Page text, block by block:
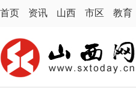
首页 资讯 山西 市区 教育